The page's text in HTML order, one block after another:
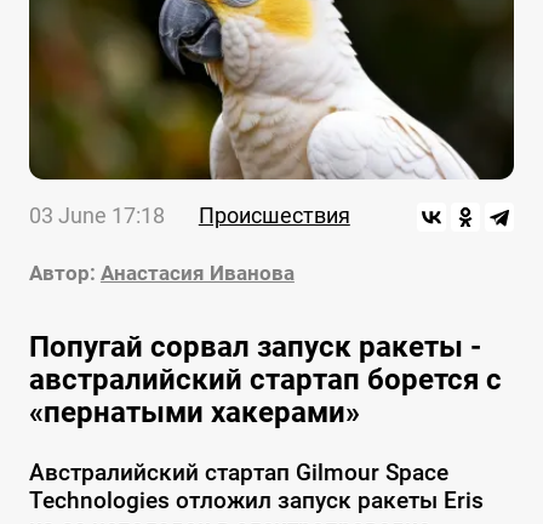
03 June 17:18 Происшествия
Автор: Анастасия Иванова
Попугай сорвал запуск ракеты -
австралийский стартап борется с
«пернатыми хакерами»
Австралийский стартап Gilmour Space
Technologies отложил запуск ракеты Eris